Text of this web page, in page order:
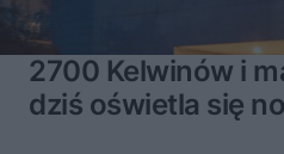
2700 Kelwinów i
dziś oświetla się